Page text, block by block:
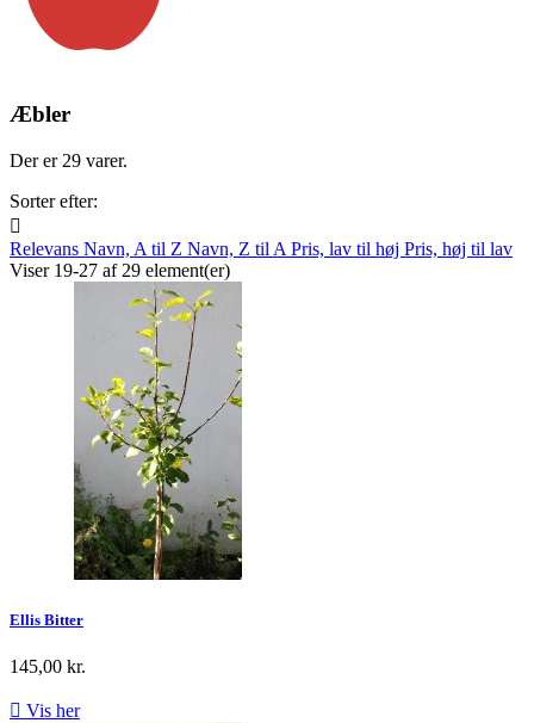
Æbler
Der er 29 varer.
Sorter efter:

Relevans Navn, A til Z Navn, Z til A Pris, lav til høj Pris, høj til lav
Viser 19-27 af 29 element(er)
Ellis Bitter
145,00 kr.
 Vis her